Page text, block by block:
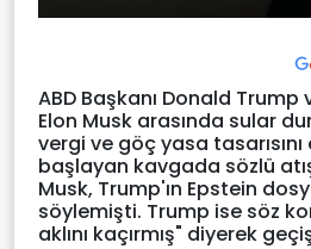
ABD Başkanı Donald Trump
Elon Musk arasında sular
vergi ve göç yasa
başlayan kavgada sözlü
Musk, Trump'ın Epstein
söylemişti. Trump ise söz
aklını kaçırmış" diyerek